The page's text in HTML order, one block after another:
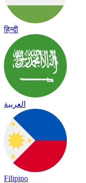
हिन्दी
العربية
Filipino